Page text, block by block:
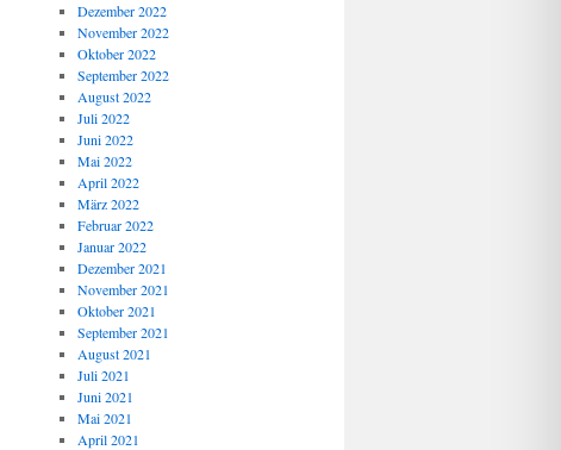
Dezember 2022
November 2022
Oktober 2022
September 2022
August 2022
Juli 2022
Juni 2022
Mai 2022
April 2022
März 2022
Februar 2022
Januar 2022
Dezember 2021
November 2021
Oktober 2021
September 2021
August 2021
Juli 2021
Juni 2021
Mai 2021
April 2021